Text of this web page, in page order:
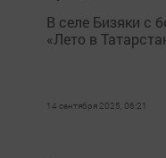
В селе Бизяки с
«Лето в
14 сентября 2025, 06:21